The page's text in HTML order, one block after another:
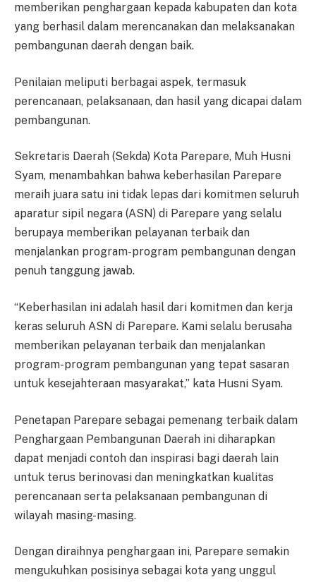
memberikan penghargaan kepada kabupaten dan kota
yang berhasil dalam merencanakan dan melaksanakan
pembangunan daerah dengan baik.
Penilaian meliputi berbagai aspek, termasuk
perencanaan, pelaksanaan, dan hasil yang dicapai dalam
pembangunan.
Sekretaris Daerah (Sekda) Kota Parepare, Muh Husni
Syam, menambahkan bahwa keberhasilan Parepare
meraih juara satu ini tidak lepas dari komitmen seluruh
aparatur sipil negara (ASN) di Parepare yang selalu
berupaya memberikan pelayanan terbaik dan
menjalankan program-program pembangunan dengan
penuh tanggung jawab.
“Keberhasilan ini adalah hasil dari komitmen dan kerja
keras seluruh ASN di Parepare. Kami selalu berusaha
memberikan pelayanan terbaik dan menjalankan
program-program pembangunan yang tepat sasaran
untuk kesejahteraan masyarakat,” kata Husni Syam.
Penetapan Parepare sebagai pemenang terbaik dalam
Penghargaan Pembangunan Daerah ini diharapkan
dapat menjadi contoh dan inspirasi bagi daerah lain
untuk terus berinovasi dan meningkatkan kualitas
perencanaan serta pelaksanaan pembangunan di
wilayah masing-masing.
Dengan diraihnya penghargaan ini, Parepare semakin
mengukuhkan posisinya sebagai kota yang unggul